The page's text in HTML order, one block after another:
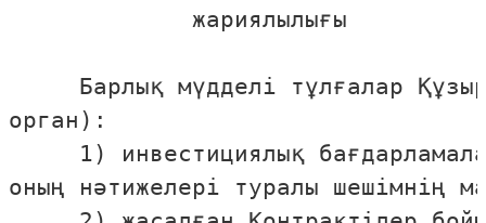
             жариялылығы
Барлық мүдделi тұлғалар
орган):
1) инвестициялық
оның нәтижелерi туралы шешiмнiң